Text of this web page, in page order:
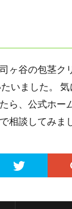
ヶ谷の包茎ク
いました。
ら、公式ホー
相談してみま